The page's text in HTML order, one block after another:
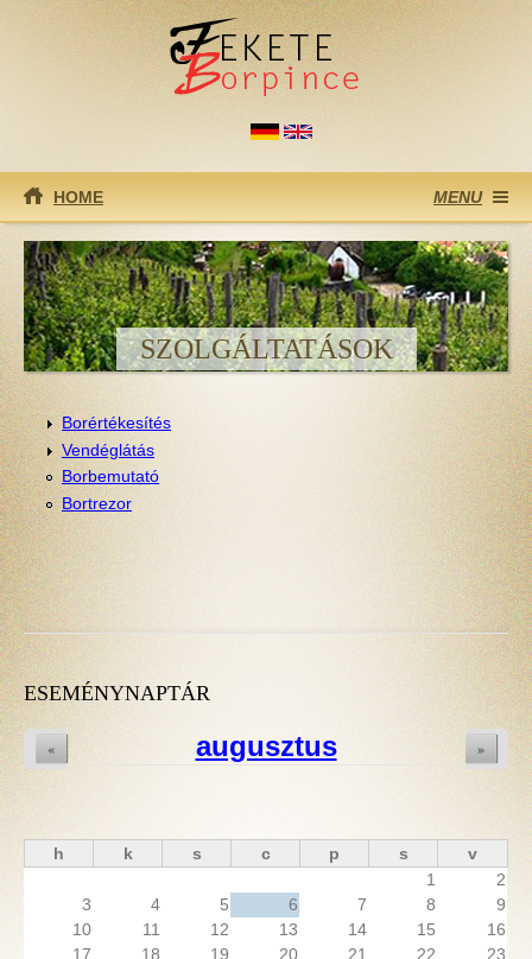
Ugrás a tartalomra
HOME MENU
SZOLGÁLTATÁSOK
Borértékesítés
Vendéglátás
Borbemutató
Bortrezor
ESEMÉNYNAPTÁR
augusztus
« »
h k s c p s
v
1
2
3
4 5 6 7 8
9
10
11 12 13 14 15
16
17
18 19 20 21 22
23